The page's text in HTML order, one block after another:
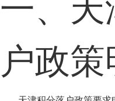
户政